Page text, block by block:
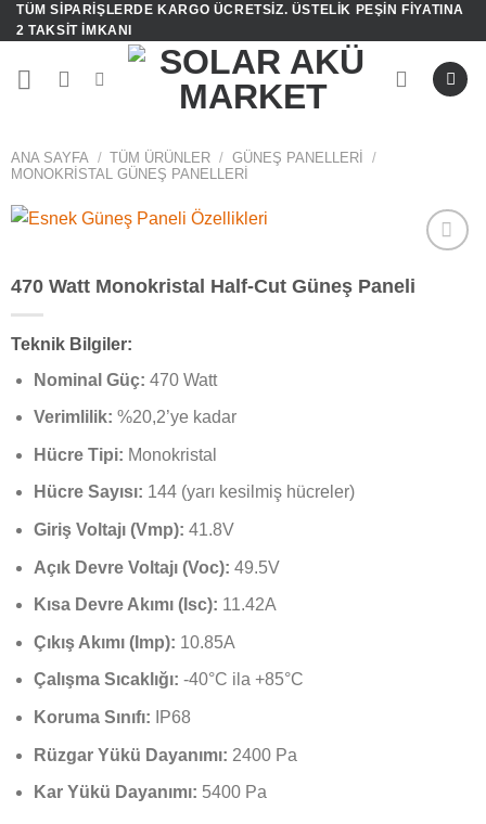
İçeriğe
atla
TÜM SIPARIŞLERDE KARGO ÜCRETSIZ. ÜSTELIK PEŞIN FIYATINA
2 TAKSIT IMKANI
ANA SAYFA / TÜM ÜRÜNLER / GÜNEŞ PANELLERI
/
MONOKRISTAL GÜNEŞ PANELLERI
İSTEK
470 Watt Monokristal Half-Cut Güneş Paneli
Teknik Bilgiler:
Nominal Güç: 470 Watt
Verimlilik: %20,2’ye kadar
Hücre Tipi: Monokristal
Hücre Sayısı: 144 (yarı kesilmiş hücreler)
Giriş Voltajı (Vmp): 41.8V
Açık Devre Voltajı (Voc): 49.5V
Kısa Devre Akımı (Isc): 11.42A
Çıkış Akımı (Imp): 10.85A
Çalışma Sıcaklığı: -40°C ila +85°C
Koruma Sınıfı: IP68
Rüzgar Yükü Dayanımı: 2400 Pa
Kar Yükü Dayanımı: 5400 Pa